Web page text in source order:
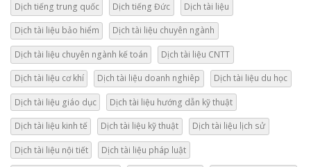
Dịch tiếng trung quốc Dịch tiếng Đức Dịch tài liệu
Dịch tài liệu bảo hiểm Dịch tài liệu chuyên ngành
Dịch tài liệu chuyên ngành kế toán Dịch tài liệu CNTT
Dịch tài liệu cơ khí Dịch tài liệu doanh nghiêp Dịch tài liệu du học
Dịch tài liệu giáo dục Dịch tài liệu hướng dẫn kỹ thuật
Dịch tài liệu kinh tế Dịch tài liệu kỹ thuật Dịch tài liệu lịch sử
Dịch tài liệu nội tiết Dịch tài liệu pháp luật